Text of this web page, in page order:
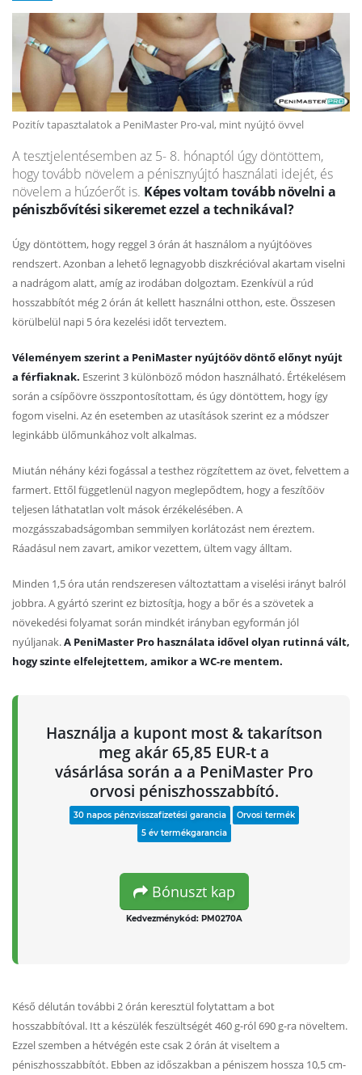
Pozitív tapasztalatok a PeniMaster Pro-val, mint nyújtó övvel
A tesztjelentésemben az 5- 8. hónaptól úgy döntöttem,
hogy tovább növelem a pénisznyújtó használati idejét, és
növelem a húzóerőt is. Képes voltam tovább növelni a
péniszbővítési sikeremet ezzel a technikával?
Úgy döntöttem, hogy reggel 3 órán át használom a nyújtóöves
rendszert. Azonban a lehető legnagyobb diszkrécióval akartam viselni
a nadrágom alatt, amíg az irodában dolgoztam. Ezenkívül a rúd
hosszabbítót még 2 órán át kellett használni otthon, este. Összesen
körülbelül napi 5 óra kezelési időt terveztem.
Véleményem szerint a PeniMaster nyújtóöv döntő előnyt nyújt
a férfiaknak. Eszerint 3 különböző módon használható. Értékelésem
során a csípőövre összpontosítottam, és úgy döntöttem, hogy így
fogom viselni. Az én esetemben az utasítások szerint ez a módszer
leginkább ülőmunkához volt alkalmas.
Miután néhány kézi fogással a testhez rögzítettem az övet, felvettem a
farmert. Ettől függetlenül nagyon meglepődtem, hogy a feszítőöv
teljesen láthatatlan volt mások érzékelésében. A
mozgásszabadságomban semmilyen korlátozást nem éreztem.
Ráadásul nem zavart, amikor vezettem, ültem vagy álltam.
Minden 1,5 óra után rendszeresen változtattam a viselési irányt balról
jobbra. A gyártó szerint ez biztosítja, hogy a bőr és a szövetek a
növekedési folyamat során mindkét irányban egyformán jól
nyúljanak.A PeniMaster Pro használata idővel olyan rutinná vált,
hogy szinte elfelejtettem, amikor a WC-re mentem.
Használja a kupont most & takarítson
meg akár 65,85 EUR-t a
vásárlása során a a PeniMaster Pro
orvosi péniszhosszabbító.
30 napos pénzvisszafizetési garancia
Orvosi termék
5 év termékgarancia
Bónuszt kap
Kedvezménykód: PM0270A
Késő délután további 2 órán keresztül folytattam a bot
hosszabbítóval. Itt a készülék feszültségét 460 g-ról 690 g-ra növeltem.
Ezzel szemben a hétvégén este csak 2 órán át viseltem a
péniszhosszabbítót. Ebben az időszakban a péniszem hossza 10,5 cm-